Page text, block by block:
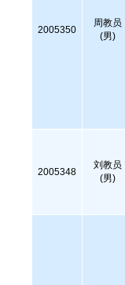
2005350
周教员
(男)
2005348
刘教员
(男)